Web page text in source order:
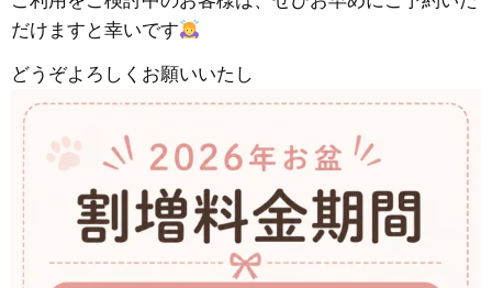
だけますと幸いです
どうぞよろしくお願いいたし